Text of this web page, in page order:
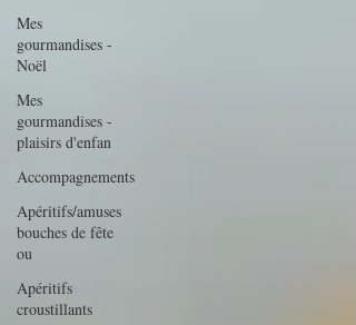
Mes
gourmandises -
Noël
Mes
gourmandises -
plaisirs d'enfan
Accompagnements
Apéritifs/amuses
bouches de fête
ou
Apéritifs
croustillants